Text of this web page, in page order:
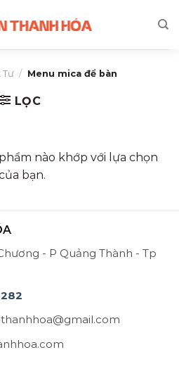
Tư / Menu mica để bàn
LỌC
nào khớp với lựa chọn
bạn.
- P Quảng Thành - Tp